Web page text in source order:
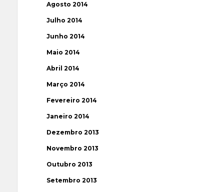
Agosto 2014
Julho 2014
Junho 2014
Maio 2014
Abril 2014
Março 2014
Fevereiro 2014
Janeiro 2014
Dezembro 2013
Novembro 2013
Outubro 2013
Setembro 2013